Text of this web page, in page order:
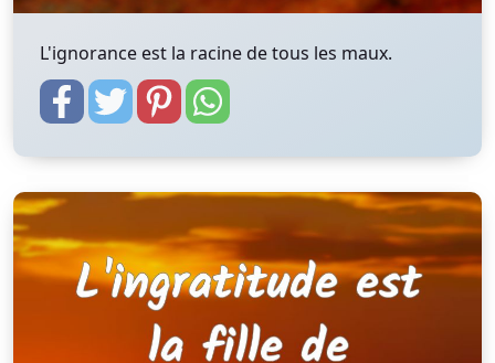
L'ignorance est la racine de tous les maux.